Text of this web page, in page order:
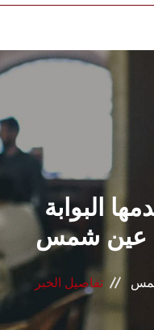
الرئيسيـة
عن الجامعة
القطاعـات
الشئون الأكاديمية
البحث العلمي
الرعاية الصحية
البوابة
عين شمس
تفاصيل الخبر